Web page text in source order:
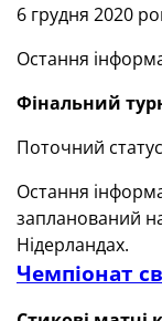
6 грудня 2020
Остання
Фінальний
Поточний
Остання
запланований
Нідерландах.
Чемпіонат